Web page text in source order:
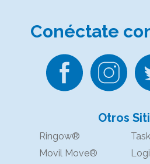
Conéctate
Otros
Ringow®
Movil Move®